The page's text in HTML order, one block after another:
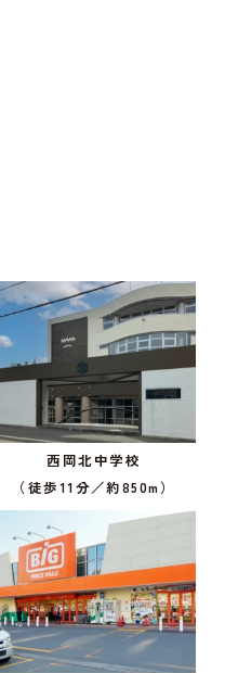
西岡北中学校
（徒歩11分／約850m）